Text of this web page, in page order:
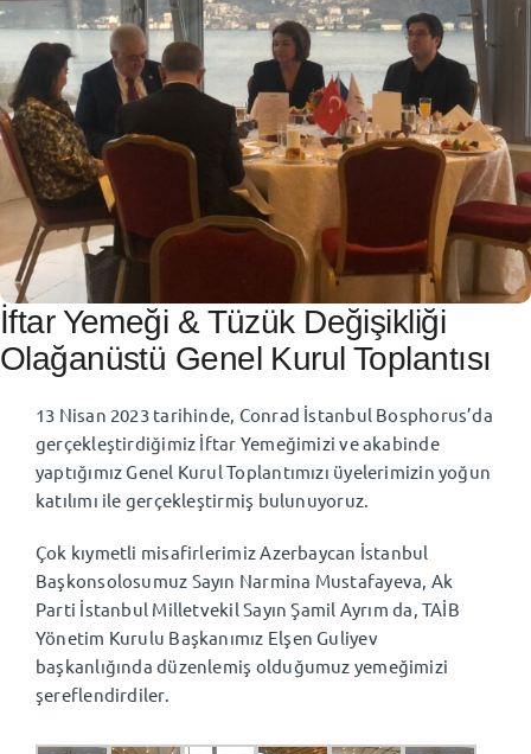
Basında Biz
İletişim
TR ⌄
İftar Yemeği & Tüzük Değişikliği
Olağanüstü Genel Kurul Toplantısı
13 Nisan 2023 tarihinde, Conrad İstanbul Bosphorus’da
gerçekleştirdiğimiz İftar Yemeğimizi ve akabinde
yaptığımız Genel Kurul Toplantımızı üyelerimizin yoğun
katılımı ile gerçekleştirmiş bulunuyoruz.
Çok kıymetli misafirlerimiz Azerbaycan İstanbul
Başkonsolosumuz Sayın Narmina Mustafayeva, Ak
Parti İstanbul Milletvekil Sayın Şamil Ayrım da, TAİB
Yönetim Kurulu Başkanımız Elşen Guliyev
başkanlığında düzenlemiş olduğumuz yemeğimizi
şereflendirdiler.